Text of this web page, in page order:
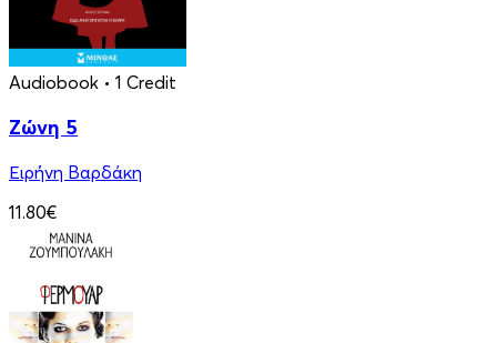
Audiobook • 1 Credit
Ζώνη 5
Ειρήνη Βαρδάκη
11.80€